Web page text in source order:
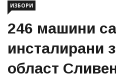
ИЗБОРИ
246 машини са
инсталирани
област